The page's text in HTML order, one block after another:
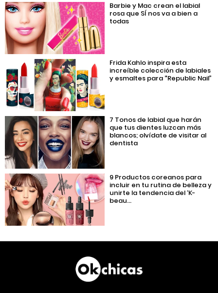
Barbie y Mac crean el labial
rosa que SÍ nos va a bien a
todas
Frida Kahlo inspira esta
increíble colección de labiales
y esmaltes para “Republic Nail”
7 Tonos de labial que harán
que tus dientes luzcan más
blancos; olvídate de visitar al
dentista
9 Productos coreanos para
incluir en tu rutina de belleza y
unirte la tendencia del ‘K-
beau...